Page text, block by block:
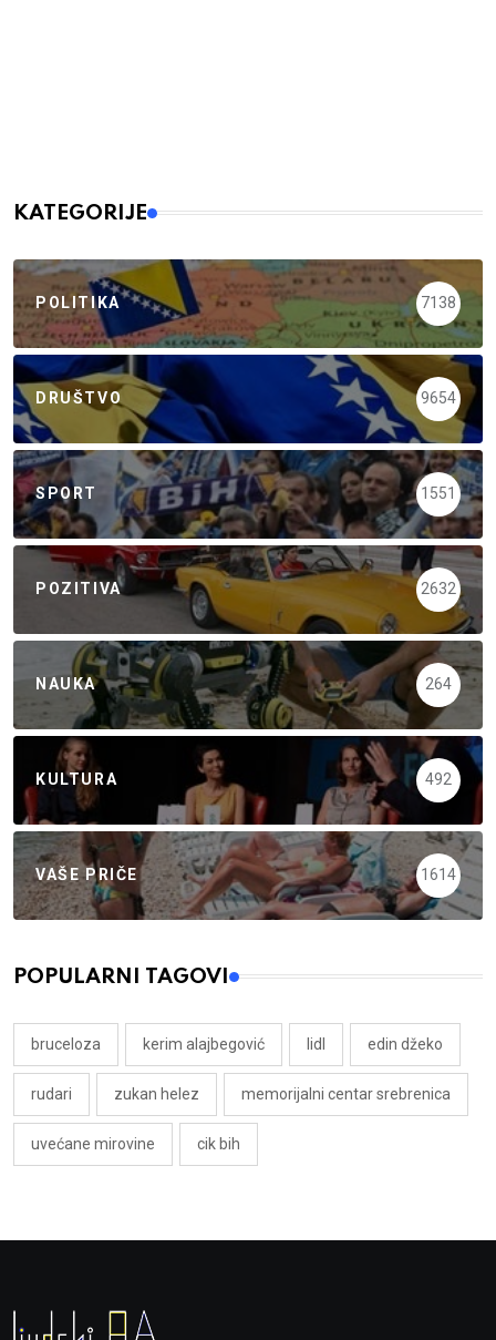
KATEGORIJE
POLITIKA 7138
DRUŠTVO 9654
SPORT 1551
POZITIVA 2632
NAUKA 264
KULTURA 492
VAŠE PRIČE 1614
POPULARNI TAGOVI
bruceloza kerim alajbegović lidl edin džeko
rudari zukan helez memorijalni centar srebrenica
uvećane mirovine cik bih